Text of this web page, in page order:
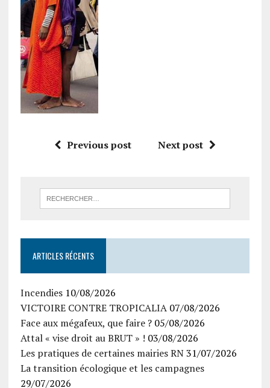
Previous post Next post
ARTICLES RÉCENTS
Incendies 10/08/2026
VICTOIRE CONTRE TROPICALIA 07/08/2026
Face aux mégafeux, que faire ? 05/08/2026
Attal « vise droit au BRUT » ! 03/08/2026
Les pratiques de certaines mairies RN 31/07/2026
La transition écologique et les campagnes
29/07/2026